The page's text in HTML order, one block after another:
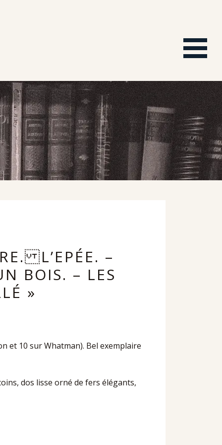
L’EPÉE. –
BOIS. – LES
»
et 10 sur Whatman). Bel exemplaire
dos lisse orné de fers élégants,